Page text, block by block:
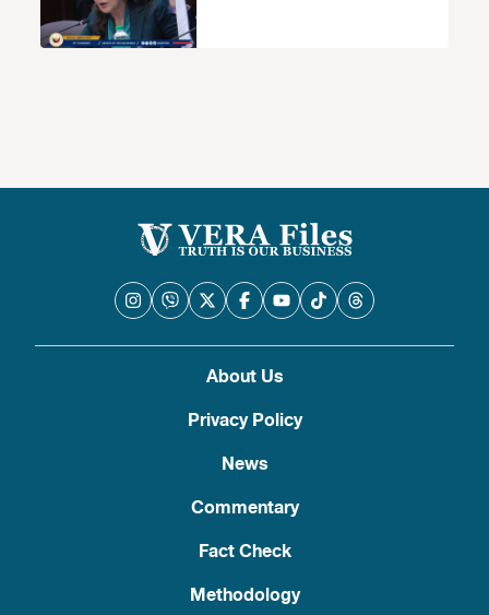
About Us
Privacy Policy
News
Commentary
Fact Check
Methodology